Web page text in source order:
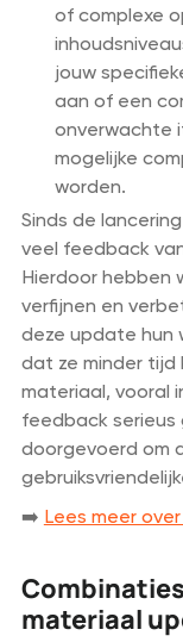
of complexe
jouw
aan of een
onverwachte
mogelijke
worden.
Sinds de
veel feedback
Hierdoor hebben
verfijnen en
deze update hun
dat ze minder tijd
materiaal, vooral
feedback serieus
doorgevoerd om
➡️ Lees meer
materiaal